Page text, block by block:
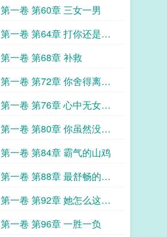
啊
第一卷 第60章 三女一男
第一卷 第64章 打你还是不
成问题的
第一卷 第68章 补救
第一卷 第72章 你舍得离开
你嫂子
第一卷 第76章 心中无女人
拔刀自然神
第一卷 第80章 你虽然没那
么坏但也不怎么老实
第一卷 第84章 霸气的山鸡
第一卷 第88章 最舒畅的一
天
第一卷 第92章 她怎么这样
啊
第一卷 第96章 一胜一负